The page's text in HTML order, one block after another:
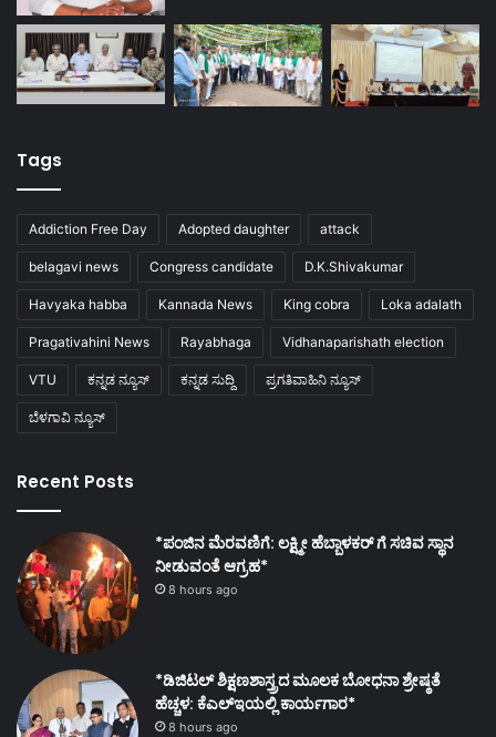
Tags
Addiction Free Day Adopted daughter attack
belagavi news Congress candidate D.K.Shivakumar
Havyaka habba Kannada News King cobra Loka adalath
Pragativahini News Rayabhaga Vidhanaparishath election
VTU ಕನ್ನಡ ನ್ಯೂಸ್ ಕನ್ನಡ ಸುದ್ದಿ ಪ್ರಗತಿವಾಹಿನಿ ನ್ಯೂಸ್
ಬೆಳಗಾವಿ ನ್ಯೂಸ್
Recent Posts
*ಪಂಜಿನ ಮೆರವಣಿಗೆ: ಲಕ್ಷ್ಮೀ ಹೆಬ್ಬಾಳಕರ್ ಗೆ ಸಚಿವ ಸ್ಥಾನ
ನೀಡುವಂತೆ ಆಗ್ರಹ*
8 hours ago
*ಡಿಜಿಟಲ್ ಶಿಕ್ಷಣಶಾಸ್ತ್ರದ ಮೂಲಕ ಬೋಧನಾ ಶ್ರೇಷ್ಠತೆ
ಹೆಚ್ಚಳ: ಕೆಎಲ್ಇಯಲ್ಲಿ ಕಾರ್ಯಗಾರ*
8 hours ago